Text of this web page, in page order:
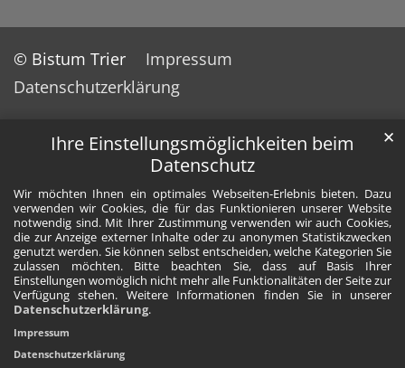
Ihre Einstellungsmöglichkeiten beim
Datenschutz
Wir möchten Ihnen ein optimales Webseiten-Erlebnis bieten. Dazu
verwenden wir Cookies, die für das Funktionieren unserer Website
notwendig sind. Mit Ihrer Zustimmung verwenden wir auch Cookies,
die zur Anzeige externer Inhalte oder zu anonymen Statistikzwecken
genutzt werden. Sie können selbst entscheiden, welche Kategorien Sie
zulassen möchten. Bitte beachten Sie, dass auf Basis Ihrer
Einstellungen womöglich nicht mehr alle Funktionalitäten der Seite zur
Verfügung stehen. Weitere Informationen finden Sie in unserer
Datenschutzerklärung.
✕
Impressum
Datenschutzerklärung
© Bistum Trier
Impressum
Datenschutzerklärung